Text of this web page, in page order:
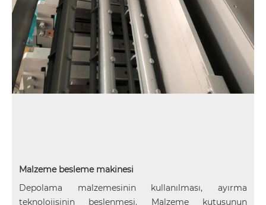
Malzeme besleme makinesi
Depolama malzemesinin kullanılması, ayırma
teknolojisinin beslenmesi. Malzeme kutusunun